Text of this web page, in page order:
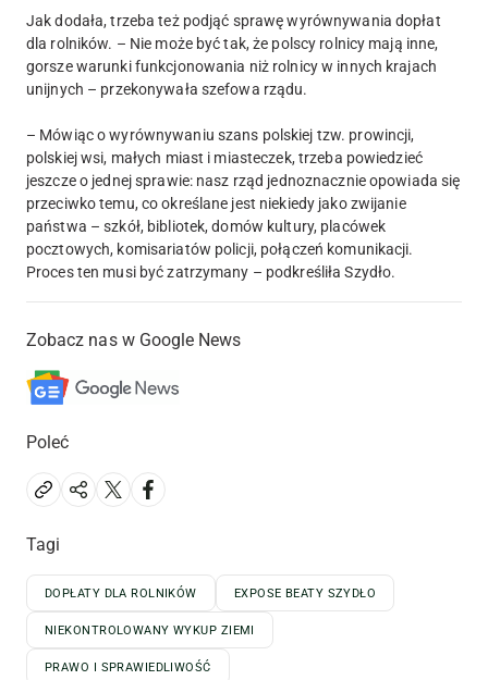
Jak dodała, trzeba też podjąć sprawę wyrównywania dopłat
dla rolników. – Nie może być tak, że polscy rolnicy mają inne,
gorsze warunki funkcjonowania niż rolnicy w innych krajach
unijnych – przekonywała szefowa rządu.
– Mówiąc o wyrównywaniu szans polskiej tzw. prowincji,
polskiej wsi, małych miast i miasteczek, trzeba powiedzieć
jeszcze o jednej sprawie: nasz rząd jednoznacznie opowiada się
przeciwko temu, co określane jest niekiedy jako zwijanie
państwa – szkół, bibliotek, domów kultury, placówek
pocztowych, komisariatów policji, połączeń komunikacji.
Proces ten musi być zatrzymany – podkreśliła Szydło.
Zobacz nas w Google News
Poleć
Tagi
DOPŁATY DLA ROLNIKÓW EXPOSE BEATY SZYDŁO
NIEKONTROLOWANY WYKUP ZIEMI
PRAWO I SPRAWIEDLIWOŚĆ